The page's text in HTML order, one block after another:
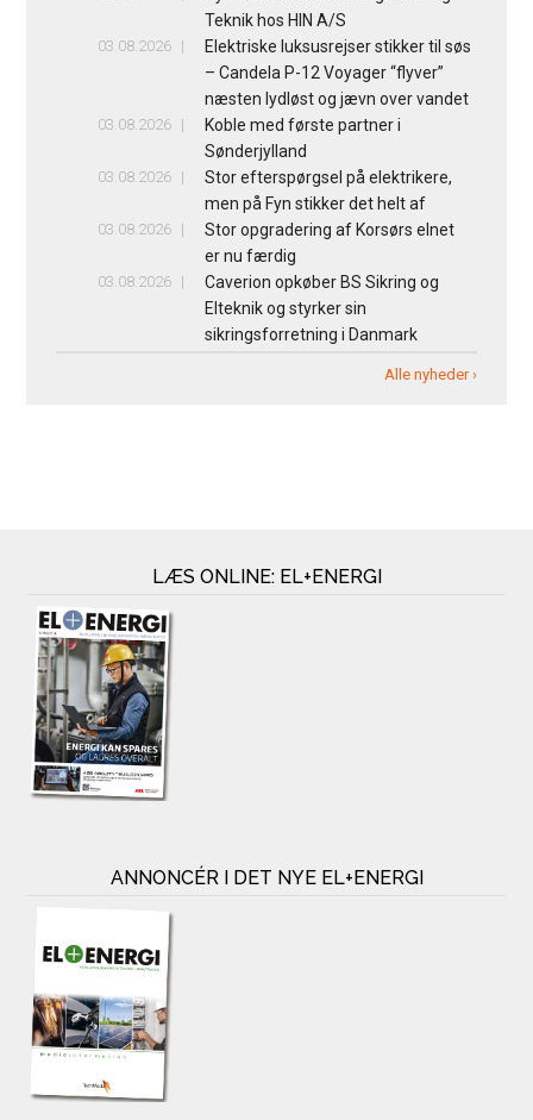
Teknik hos HIN A/S
03.08.2026
Elektriske luksusrejser stikker til søs
– Candela P-12 Voyager “flyver”
næsten lydløst og jævn over vandet
03.08.2026
Koble med første partner i
Sønderjylland
03.08.2026
Stor efterspørgsel på elektrikere,
men på Fyn stikker det helt af
03.08.2026
Stor opgradering af Korsørs elnet
er nu færdig
03.08.2026
Caverion opkøber BS Sikring og
Elteknik og styrker sin
sikringsforretning i Danmark
Alle nyheder ›
LÆS ONLINE: EL+ENERGI
ANNONCÉR I DET NYE EL+ENERGI